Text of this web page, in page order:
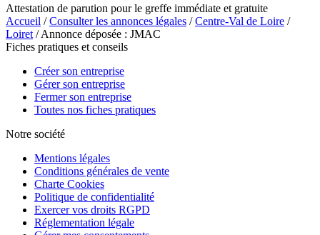
Attestation de parution pour le greffe immédiate et gratuite
Accueil /Consulter les annonces légales /Centre-Val de Loire /
Loiret / Annonce déposée : JMAC
Fiches pratiques et conseils
Créer son entreprise
Gérer son entreprise
Fermer son entreprise
Toutes nos fiches pratiques
Notre société
Mentions légales
Conditions générales de vente
Charte Cookies
Politique de confidentialité
Exercer vos droits RGPD
Réglementation légale